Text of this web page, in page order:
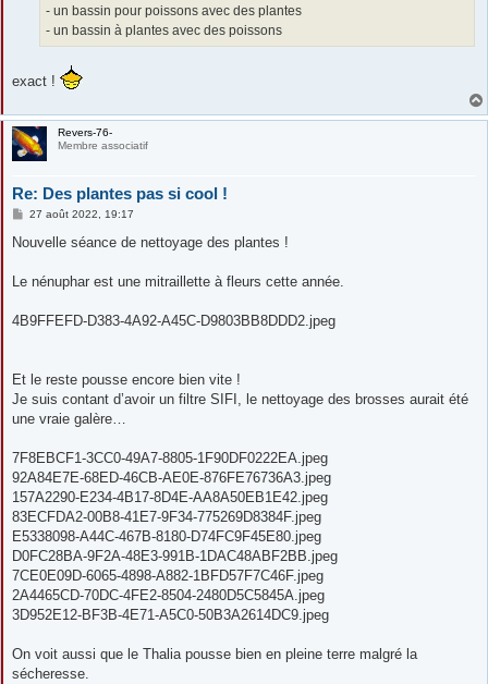
- un bassin pour poissons avec des plantes
- un bassin à plantes avec des poissons
exact !
Revers-76-
Membre associatif
Re: Des plantes pas si cool !
M
s
g
27 août 2022, 19:17
Nouvelle séance de nettoyage des plantes !
Le nénuphar est une mitraillette à fleurs cette année.
4B9FFEFD-D383-4A92-A45C-D9803BB8DDD2.jpeg
Et le reste pousse encore bien vite !
Je suis contant d’avoir un filtre SIFI, le nettoyage des brosses aurait été
une vraie galère…
7F8EBCF1-3CC0-49A7-8805-1F90DF0222EA.jpeg
92A84E7E-68ED-46CB-AE0E-876FE76736A3.jpeg
157A2290-E234-4B17-8D4E-AA8A50EB1E42.jpeg
83ECFDA2-00B8-41E7-9F34-775269D8384F.jpeg
E5338098-A44C-467B-8180-D74FC9F45E80.jpeg
D0FC28BA-9F2A-48E3-991B-1DAC48ABF2BB.jpeg
7CE0E09D-6065-4898-A882-1BFD57F7C46F.jpeg
2A4465CD-70DC-4FE2-8504-2480D5C5845A.jpeg
3D952E12-BF3B-4E71-A5C0-50B3A2614DC9.jpeg
On voit aussi que le Thalia pousse bien en pleine terre malgré la
sécheresse.